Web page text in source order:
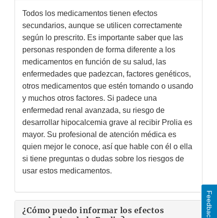
Todos los medicamentos tienen efectos
secundarios, aunque se utilicen correctamente
según lo prescrito. Es importante saber que las
personas responden de forma diferente a los
medicamentos en función de su salud, las
enfermedades que padezcan, factores genéticos,
otros medicamentos que estén tomando o usando
y muchos otros factores. Si padece una
enfermedad renal avanzada, su riesgo de
desarrollar hipocalcemia grave al recibir Prolia es
mayor. Su profesional de atención médica es
quien mejor le conoce, así que hable con él o ella
si tiene preguntas o dudas sobre los riesgos de
usar estos medicamentos.
¿Cómo puedo informar los efectos
Feedback